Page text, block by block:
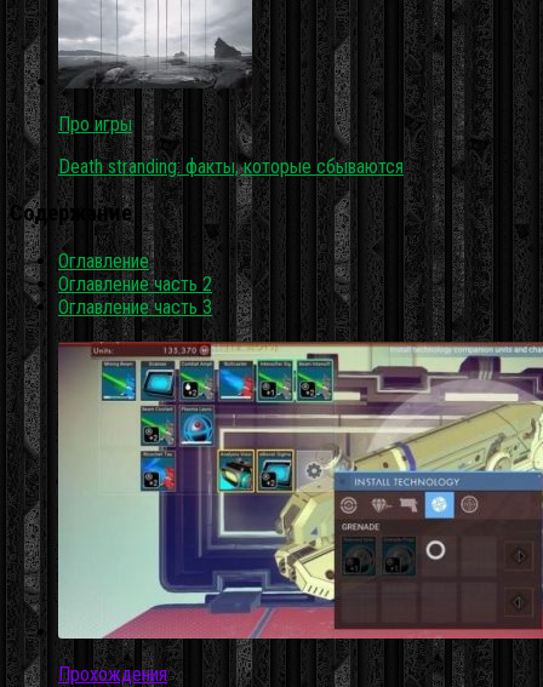
Про игры
Death stranding: факты, которые сбываются
Содержание
Оглавление
Оглавление часть 2
Оглавление часть 3
Прохождения